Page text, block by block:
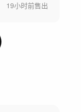
19小时前售出